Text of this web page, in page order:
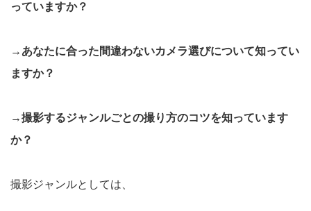
っていますか？
→あなたに合った間違わないカメラ選びについて知ってい
ますか？
→撮影するジャンルごとの撮り方のコツを知っています
か？
撮影ジャンルとしては、